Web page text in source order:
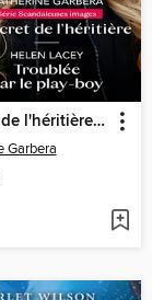
Le secret de l'héritière--Troublée par le play-boy
Garbera